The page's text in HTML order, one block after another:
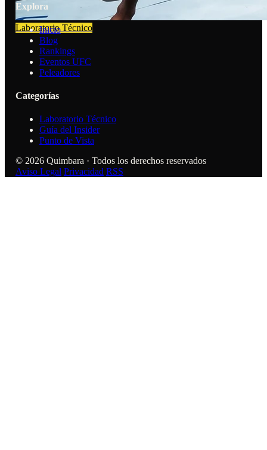
Laboratorio Técnico
Explora
Inicio
Blog
Rankings
Eventos UFC
Peleadores
Categorías
Laboratorio Técnico
Guía del Insider
Punto de Vista
© 2026 Quimbara · Todos los derechos reservados
Aviso Legal Privacidad RSS